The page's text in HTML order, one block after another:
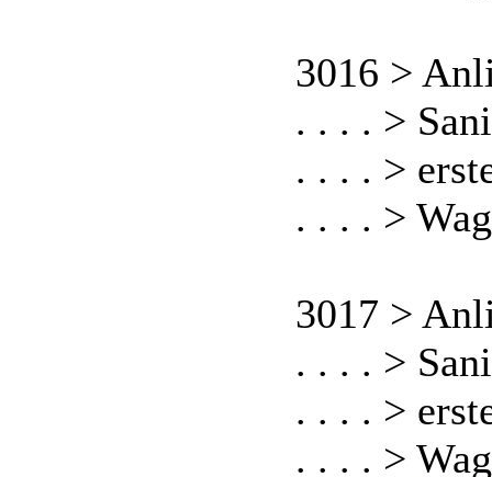
3016 >
. . . . >
. . . . >
. . . . >
3017 >
. . . . >
. . . . >
. . . . >